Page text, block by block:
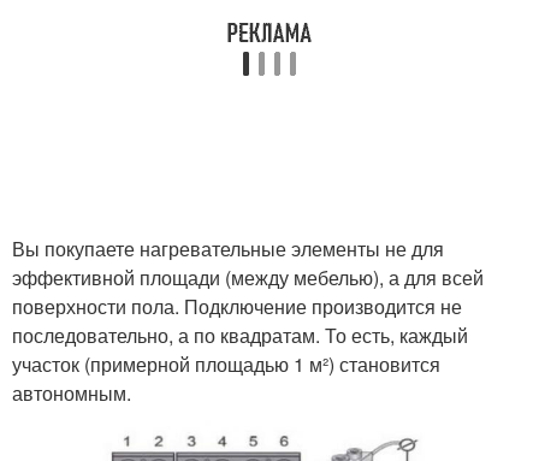
Вы покупаете нагревательные элементы не для
эффективной площади (между мебелью), а для всей
поверхности пола. Подключение производится не
последовательно, а по квадратам. То есть, каждый
участок (примерной площадью 1 м²) становится
автономным.